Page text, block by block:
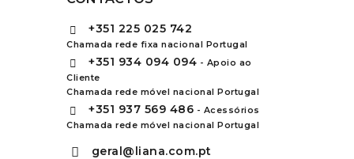
+351 225 025 742
Chamada rede fixa nacional Portugal
+351 934 094 094 - Apoio ao
Cliente
Chamada rede móvel nacional Portugal
+351 937 569 486 - Acessórios
Chamada rede móvel nacional Portugal
geral@liana.com.pt